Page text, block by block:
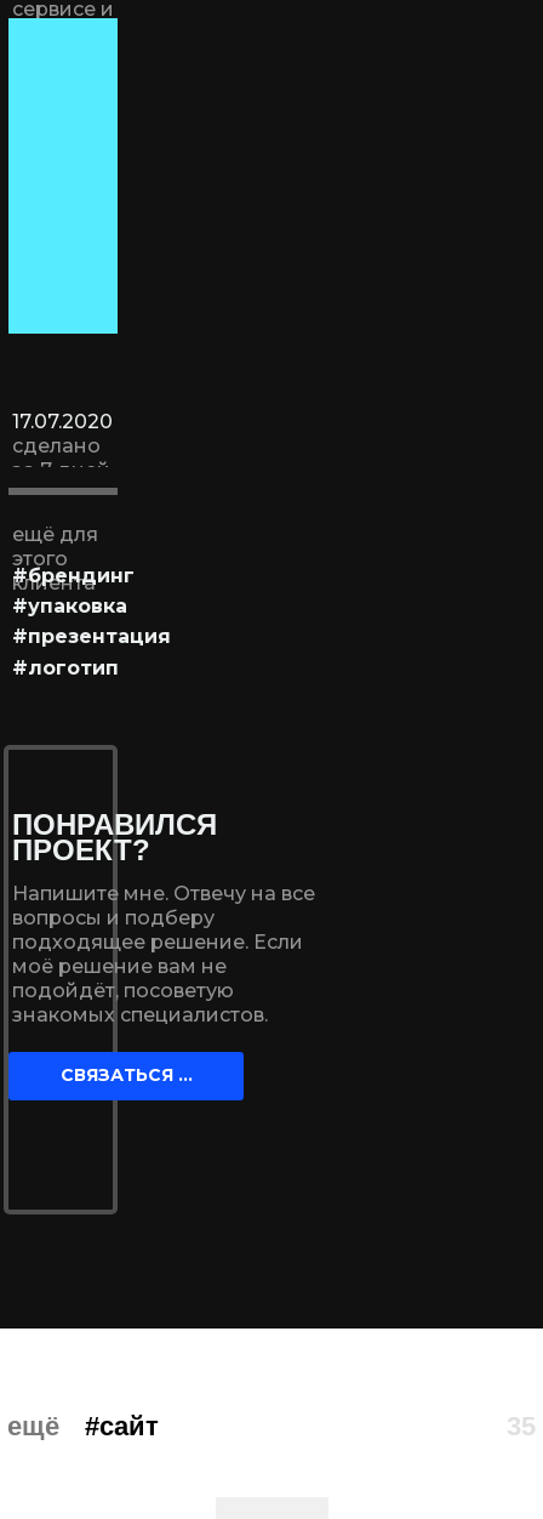
сервисе и
17.07.2020
сделано
за 7 дней
ещё для
этого
клиента
#брендинг
#упаковка
#презентация
#логотип
Напишите мне. Отвечу на все
вопросы и подберу
подходящее решение. Если
моё решение вам не
подойдёт, посоветую
знакомых специалистов.
ПОНРАВИЛСЯ
ПРОЕКТ?
СВЯЗАТЬСЯ ...
ещё #сайт 35